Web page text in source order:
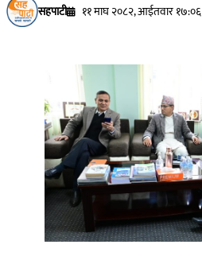
सहपाटी ११ माघ २०८२, आईतवार १७:०६